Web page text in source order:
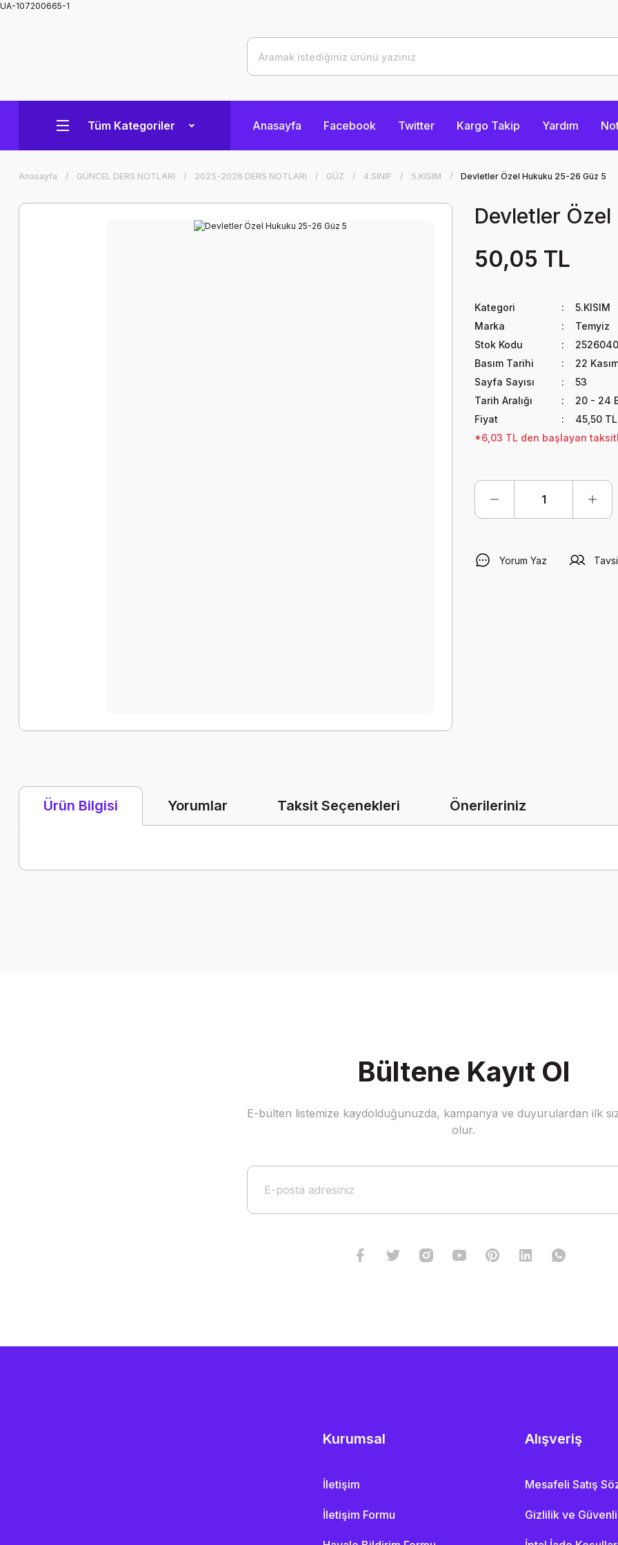
UA-107200665-1
Tüm Kategoriler Anasayfa Facebook Twitter Kargo Takip Yardım
Anasayfa GÜNCEL DERS NOTLARI 2025-2026 DERS NOTLARI GÜZ 4.SINIF 5.KISIM Devletler Özel Hukuku 25-26 Güz 5
Devletler
50,05 TL
Kategori
5.KISIM
Marka
Temyiz
Stok Kodu
Basım Tarihi
22
Sayfa Sayısı
53
Tarih Aralığı
20 - 24
Fiyat
45,50
*6,03 TL den başlayan
Yorum Yaz
Ürün Bilgisi Yorumlar Taksit Seçenekleri Önerileriniz
Gönder
Bültene Kayıt Ol
E-bülten listemize kaydolduğunuzda, kampanya ve duyurulardan ilk
olur.
Kurumsal
İletişim
İletişim Formu
Alışveriş
Mesafeli Satış
Gizlilik ve